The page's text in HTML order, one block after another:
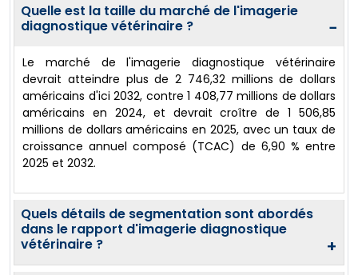
Quelle est la taille du marché de l'imagerie
diagnostique vétérinaire ?
−
Le marché de l'imagerie diagnostique vétérinaire
devrait atteindre plus de 2 746,32 millions de dollars
américains d'ici 2032, contre 1 408,77 millions de dollars
américains en 2024, et devrait croître de 1 506,85
millions de dollars américains en 2025, avec un taux de
croissance annuel composé (TCAC) de 6,90 % entre
2025 et 2032.
Quels détails de segmentation sont abordés
dans le rapport d'imagerie diagnostique
vétérinaire ?
+